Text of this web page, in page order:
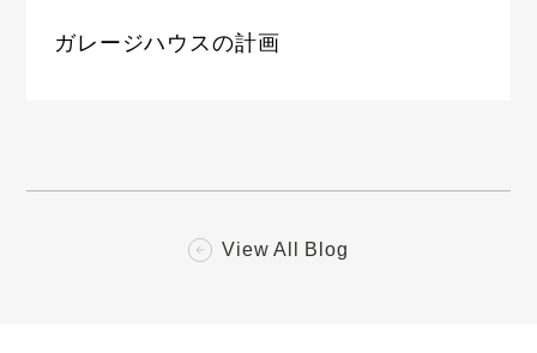
ガレージハウスの計画
View All Blog